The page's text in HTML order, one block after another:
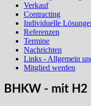
Verkauf
Contracting
Individuelle
Referenzen
Termine
Nachrichten
Links - Allgemein
Mitglied werden
BHKW - mit H2